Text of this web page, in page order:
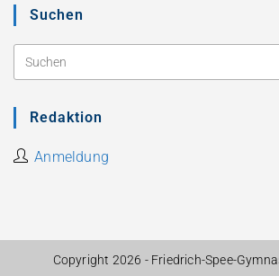
Suchen
Redaktion
Anmeldung
Copyright 2026 - Friedrich-Spee-